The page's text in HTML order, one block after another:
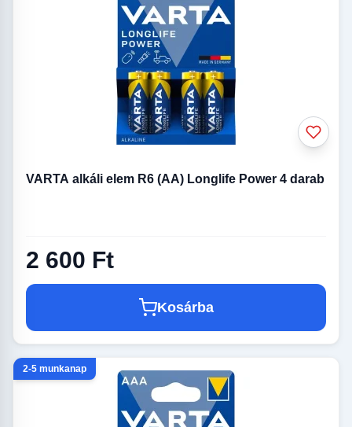
VARTA alkáli elem R6 (AA) Longlife Power 4 darab
2 600 Ft
Kosárba
2-5 munkanap